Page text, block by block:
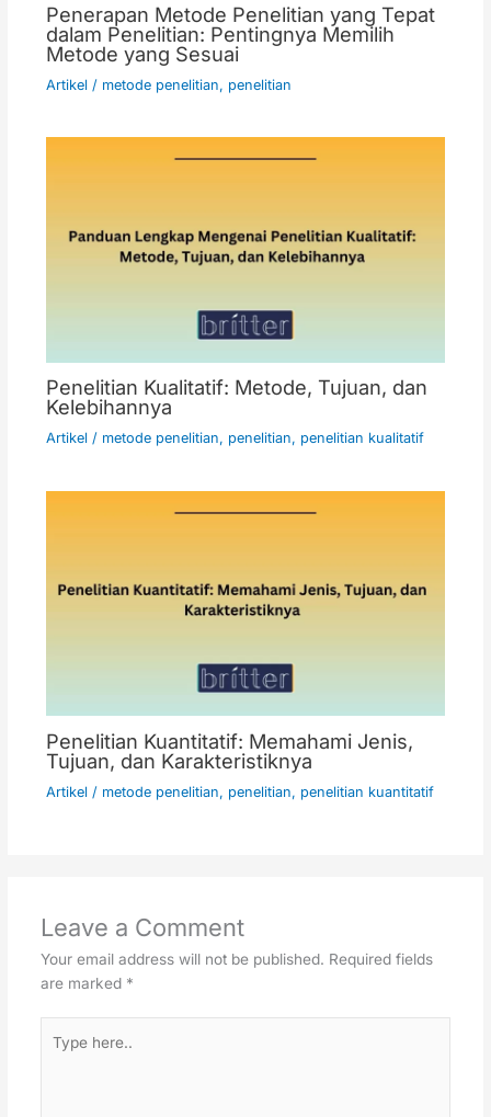
Penerapan Metode Penelitian yang Tepat
dalam Penelitian: Pentingnya Memilih
Metode yang Sesuai
Artikel/ metode penelitian, penelitian
Penelitian Kualitatif: Metode, Tujuan, dan
Kelebihannya
Artikel / metode penelitian, penelitian, penelitian kualitatif
Penelitian Kuantitatif: Memahami Jenis,
Tujuan, dan Karakteristiknya
Artikel / metode penelitian, penelitian, penelitian kuantitatif
Leave a Comment
Your email address will not be published. Required fields
are marked *
here..